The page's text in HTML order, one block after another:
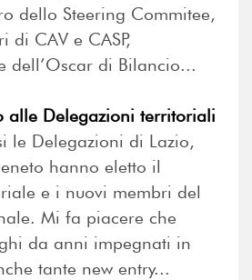
dello Steering Commitee,
di CAV e CASP,
dell’Oscar di Bilancio...
alle Delegazioni territoriali
le Delegazioni di Lazio,
hanno eletto il
e i nuovi membri del
Mi fa piacere che
da anni impegnati in
tante new entry...